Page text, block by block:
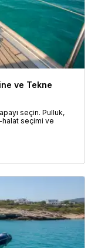
ve Tekne
seçin. Pulluk,
halat seçimi ve